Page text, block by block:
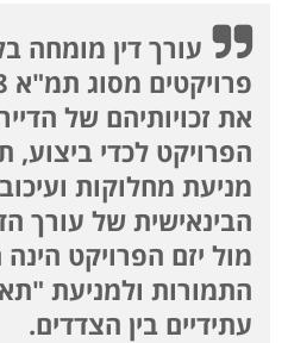
עורך דין מומחה
את זכויותיהם של
הפרויקט לכדי ביצוע,
מניעת מחלוקות
הבינאישית של עורך
מול יזם הפרויקט
התמורות ולמניעת
עתידיים בין הצדדים.